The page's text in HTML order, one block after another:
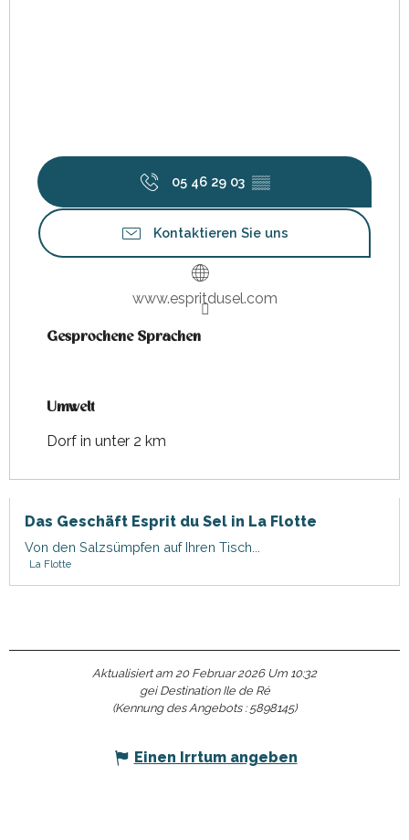
05 46 29 03 ▒▒
Kontaktieren Sie uns
www.espritdusel.com
Gesprochene Sprachen
Gesprochene Sprachen
Umwelt
Umwelt
Dorf in unter 2 km
Das Geschäft Esprit du Sel in La Flotte
Von den Salzsümpfen auf Ihren Tisch...
La Flotte
Aktualisiert am 20 Februar 2026 Um 10:32
gei Destination Ile de Ré
(Kennung des Angebots : 5898145)
Einen Irrtum angeben